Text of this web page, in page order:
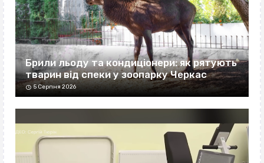
Брили льоду та кондиціонери: як рятують
тварин від спеки у зоопарку Черкас
5 Серпня 2026